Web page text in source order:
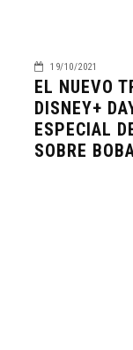
19/10/2021
EL NUEVO
DISNEY+
ESPECIAL
SOBRE